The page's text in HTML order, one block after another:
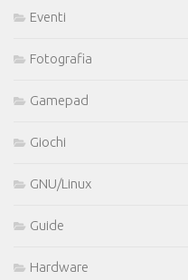
Eventi
Fotografia
Gamepad
Giochi
GNU/Linux
Guide
Hardware